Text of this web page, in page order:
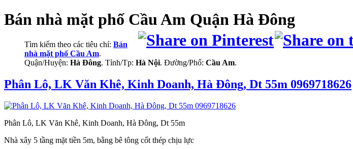
Bán nhà mặt phố Cầu Am Quận Hà Đông
Tìm kiếm theo các tiêu chí: Bán
nhà mặt phố Cầu Am.
Quận/Huyện: Hà Đông. Tỉnh/Tp: Hà Nội. Đường/Phố: Cầu Am.
Phân Lô, LK Văn Khê, Kinh Doanh, Hà Đông, Dt 55m 0969718626
Phân Lô, LK Văn Khê, Kinh Doanh, Hà Đông, Dt 55m
Nhà xây 5 tầng mặt tiền 5m, bằng bê tông cốt thép chịu lực